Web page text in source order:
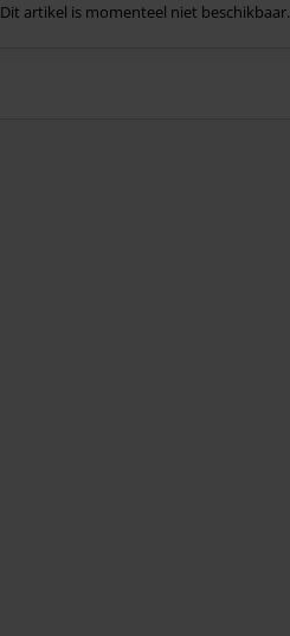
Dit artikel is momenteel niet beschikbaar.